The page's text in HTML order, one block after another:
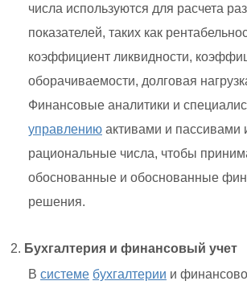
числа используются для расчета
показателей, таких как
коэффициент ликвидности,
оборачиваемости, долговая
Финансовые аналитики и
управлению активами и пассивами
рациональные числа, чтобы
обоснованные и обоснованные
решения.
Бухгалтерия и финансовый учет
В системе бухгалтерии и